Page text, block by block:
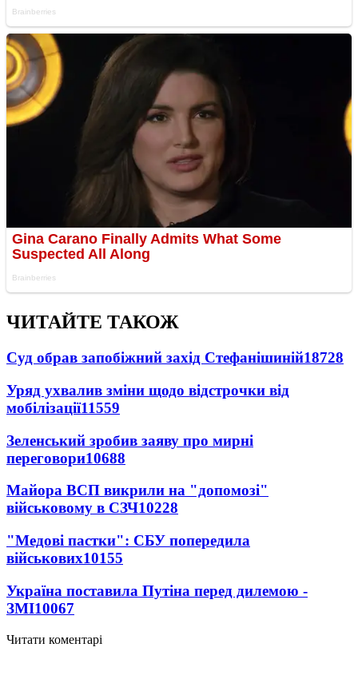
ЧИТАЙТЕ ТАКОЖ
Суд обрав запобіжний захід Стефанішиній18728
Уряд ухвалив зміни щодо відстрочки від
мобілізації11559
Зеленський зробив заяву про мирні
переговори10688
Майора ВСП викрили на "допомозі"
військовому в СЗЧ10228
"Медові пастки": СБУ попередила
військових10155
Україна поставила Путіна перед дилемою -
ЗМІ10067
Читати коментарі